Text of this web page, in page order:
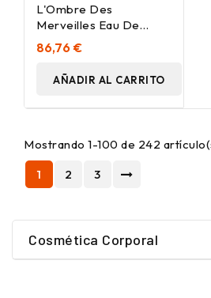
L'Ombre Des
Merveilles Eau De
Parfum Vaporizador 50
Ml
86,76 €
AÑADIR AL CARRITO
Mostrando 1-100 de 242
1
2 3
Cosmética Corporal